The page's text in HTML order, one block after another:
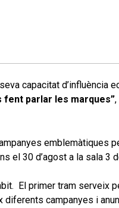
capacitat d’influència
fent parlar les marques”
emblemàtiques
el 30 d’agost a la sala 3
El primer tram serveix
diferents campanyes i